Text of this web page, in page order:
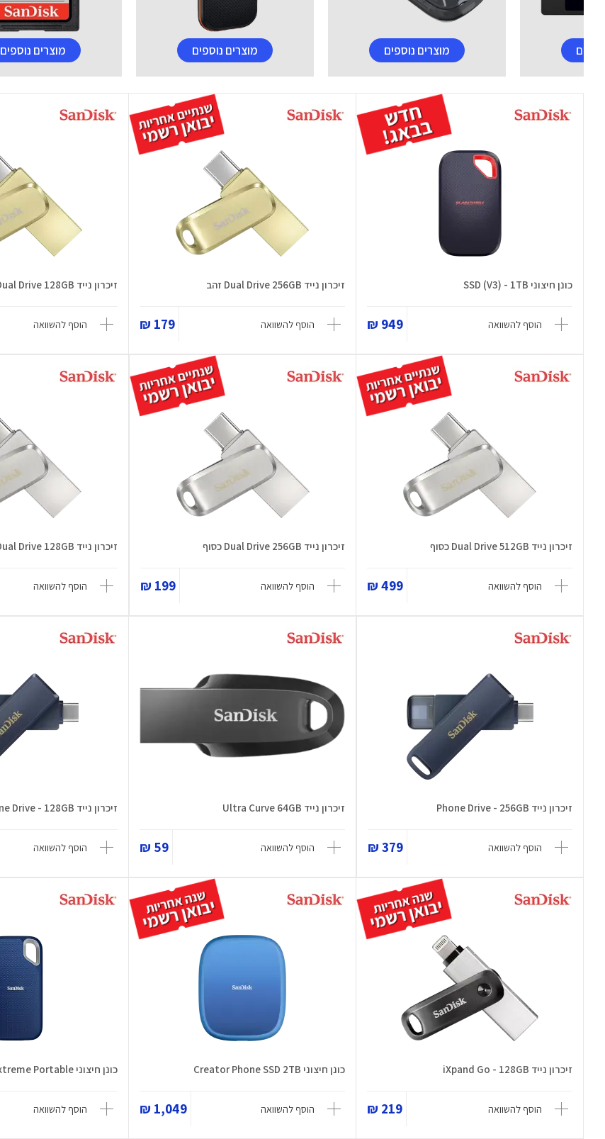
מוצרים נוספים מוצרים נוספים מוצרים נוספים
כונן חיצוני SSD (V3) - 1TB
הוסף להשוואה 949 ₪
זיכרון נייד Dual Drive 256GB זהב
הוסף להשוואה 179 ₪
זיכרון נייד Dual Drive 128GB זהב
הוסף להשוואה
זיכרון נייד Dual Drive 512GB כסוף
הוסף להשוואה 499 ₪
זיכרון נייד Dual Drive 256GB כסוף
הוסף להשוואה 199 ₪
זיכרון נייד Dual Drive 128GB כסוף
הוסף להשוואה
זיכרון נייד Phone Drive - 256GB
הוסף להשוואה 379 ₪
זיכרון נייד Ultra Curve 64GB
הוסף להשוואה 59 ₪
זיכרון נייד Phone Drive - 128GB
הוסף להשוואה
זיכרון נייד iXpand Go - 128GB
הוסף להשוואה 219 ₪
כונן חיצוני Creator Phone SSD 2TB
הוסף להשוואה 1,049 ₪
כונן חיצוני 2TB Extreme Portable
הוסף להשוואה